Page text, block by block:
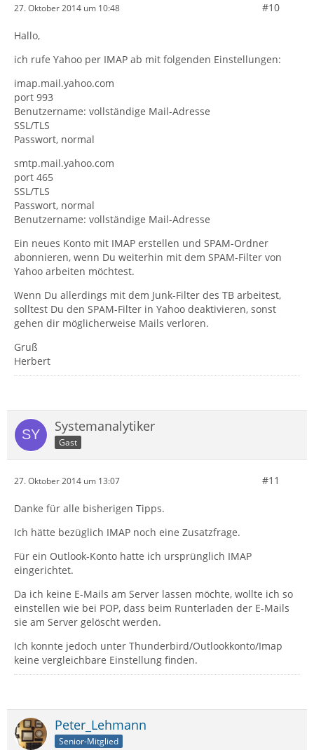
27. Oktober 2014 um 10:48 #10
Hallo,
ich rufe Yahoo per IMAP ab mit folgenden Einstellungen:
imap.mail.yahoo.com
port 993
Benutzername: vollständige Mail-Adresse
SSL/TLS
Passwort, normal
smtp.mail.yahoo.com
port 465
SSL/TLS
Passwort, normal
Benutzername: vollständige Mail-Adresse
Ein neues Konto mit IMAP erstellen und SPAM-Ordner
abonnieren, wenn Du weiterhin mit dem SPAM-Filter von
Yahoo arbeiten möchtest.
Wenn Du allerdings mit dem Junk-Filter des TB arbeitest,
solltest Du den SPAM-Filter in Yahoo deaktivieren, sonst
gehen dir möglicherweise Mails verloren.
Gruß
Herbert
Systemanalytiker
Gast
27. Oktober 2014 um 13:07 #11
Danke für alle bisherigen Tipps.
Ich hätte bezüglich IMAP noch eine Zusatzfrage.
Für ein Outlook-Konto hatte ich ursprünglich IMAP
eingerichtet.
Da ich keine E-Mails am Server lassen möchte, wollte ich so
einstellen wie bei POP, dass beim Runterladen der E-Mails
sie am Server gelöscht werden.
Ich konnte jedoch unter Thunderbird/Outlookkonto/Imap
keine vergleichbare Einstellung finden.
Peter_Lehmann
Senior-Mitglied